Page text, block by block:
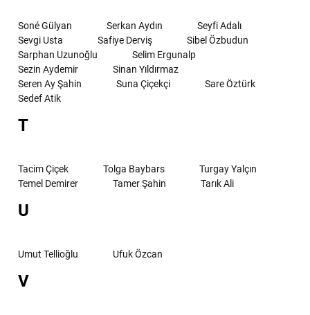
Soné Gülyan Serkan Aydın
Seyfi Adalı
Sevgi Usta
Safiye Derviş
Sibel Özbudun
Sarphan Uzunoğlu
Selim Ergunalp
Sezin Aydemir
Sinan Yıldırmaz
Seren Ay Şahin
Suna Çiçekçi
Sare Öztürk
Sedef Atik
T
Tacim Çiçek Tolga Baybars
Turgay Yalçın
Temel Demirer
Tamer Şahin Tarık Ali
U
Umut Tellioğlu Ufuk Özcan
V